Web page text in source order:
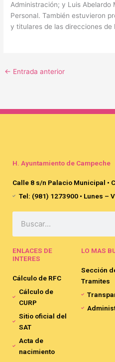
Administración; y Luis Abelardo
Personal. También estuvieron
y titulares de las direcciones de
← Entrada anterior
H. Ayuntamiento de Campeche
Calle 8 s/n Palacio Municipal •
Tel: (981) 1273900 • Lunes –
ENLACES DE
INTERES
Cálculo de RFC
Cálculo de
CURP
Sitio oficial del
SAT
Acta de
nacimiento
LO MAS
Sección
Tramites